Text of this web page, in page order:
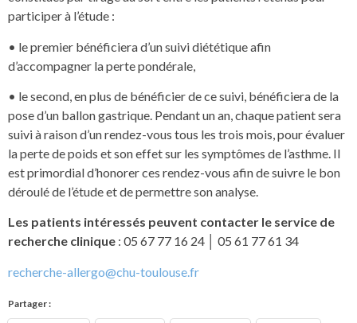
participer à l’étude :
• le premier bénéficiera d’un suivi diététique afin
d’accompagner la perte pondérale,
• le second, en plus de bénéficier de ce suivi, bénéficiera de la
pose d’un ballon gastrique. Pendant un an, chaque patient sera
suivi à raison d’un rendez-vous tous les trois mois, pour évaluer
la perte de poids et son effet sur les symptômes de l’asthme. Il
est primordial d’honorer ces rendez-vous afin de suivre le bon
déroulé de l’étude et de permettre son analyse.
Les patients intéressés peuvent contacter le service de
recherche clinique : 05 67 77 16 24 │ 05 61 77 61 34
recherche-allergo@chu-toulouse.fr
Partager :